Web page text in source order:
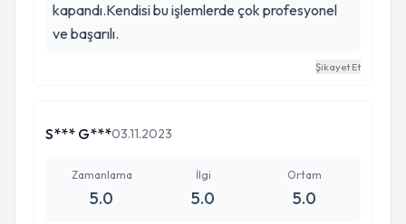
kapandı.Kendisi bu işlemlerde çok profesyonel
ve başarılı.
Şikayet Et
S*** G***03.11.2023
Zamanlama
5.0
İlgi
5.0
Ortam
5.0